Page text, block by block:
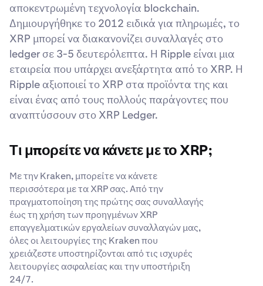
αποκεντρωμένη τεχνολογία blockchain.
Δημιουργήθηκε το 2012 ειδικά για πληρωμές, το
XRP μπορεί να διακανονίζει συναλλαγές στο
ledger σε 3-5 δευτερόλεπτα. Η Ripple είναι μια
εταιρεία που υπάρχει ανεξάρτητα από το XRP. Η
Ripple αξιοποιεί το XRP στα προϊόντα της και
είναι ένας από τους πολλούς παράγοντες που
αναπτύσσουν στο XRP Ledger.
Τι μπορείτε να κάνετε με το XRP;
Με την Kraken, μπορείτε να κάνετε
περισσότερα με τα XRP σας. Από την
πραγματοποίηση της πρώτης σας συναλλαγής
έως τη χρήση των προηγμένων XRP
επαγγελματικών εργαλείων συναλλαγών μας,
όλες οι λειτουργίες της Kraken που
χρειάζεστε υποστηρίζονται από τις ισχυρές
λειτουργίες ασφαλείας και την υποστήριξη
24/7.